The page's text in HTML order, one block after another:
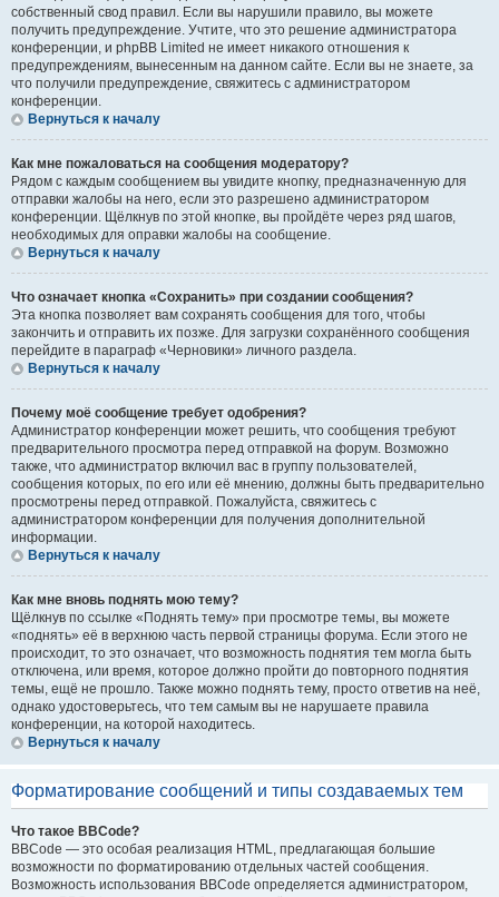
собственный свод правил. Если вы нарушили правило, вы можете
получить предупреждение. Учтите, что это решение администратора
конференции, и phpBB Limited не имеет никакого отношения к
предупреждениям, вынесенным на данном сайте. Если вы не знаете, за
что получили предупреждение, свяжитесь с администратором
конференции.
Вернуться к началу
Как мне пожаловаться на сообщения модератору?
Рядом с каждым сообщением вы увидите кнопку, предназначенную для
отправки жалобы на него, если это разрешено администратором
конференции. Щёлкнув по этой кнопке, вы пройдёте через ряд шагов,
необходимых для оправки жалобы на сообщение.
Вернуться к началу
Что означает кнопка «Сохранить» при создании сообщения?
Эта кнопка позволяет вам сохранять сообщения для того, чтобы
закончить и отправить их позже. Для загрузки сохранённого сообщения
перейдите в параграф «Черновики» личного раздела.
Вернуться к началу
Почему моё сообщение требует одобрения?
Администратор конференции может решить, что сообщения требуют
предварительного просмотра перед отправкой на форум. Возможно
также, что администратор включил вас в группу пользователей,
сообщения которых, по его или её мнению, должны быть предварительно
просмотрены перед отправкой. Пожалуйста, свяжитесь с
администратором конференции для получения дополнительной
информации.
Вернуться к началу
Как мне вновь поднять мою тему?
Щёлкнув по ссылке «Поднять тему» при просмотре темы, вы можете
«поднять» её в верхнюю часть первой страницы форума. Если этого не
происходит, то это означает, что возможность поднятия тем могла быть
отключена, или время, которое должно пройти до повторного поднятия
темы, ещё не прошло. Также можно поднять тему, просто ответив на неё,
однако удостоверьтесь, что тем самым вы не нарушаете правила
конференции, на которой находитесь.
Вернуться к началу
Форматирование сообщений и типы создаваемых тем
Что такое BBCode?
BBCode — это особая реализация HTML, предлагающая большие
возможности по форматированию отдельных частей сообщения.
Возможность использования BBCode определяется администратором,